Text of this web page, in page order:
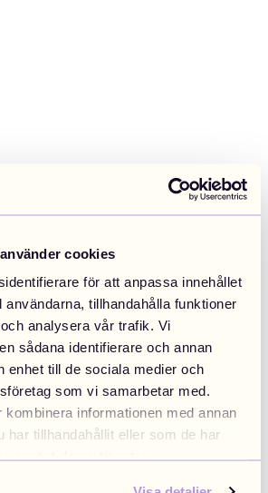
cookies
för att anpassa innehållet
användarna, tillhandahålla funktioner
analysera vår trafik. Vi
sådana identifierare och annan
enhet till de sociala medier och
som vi samarbetar med.
informationen med annan
har tillhandahållit eller som de har
använt deras tjänster.
side exception has occurred (see the
for more information).